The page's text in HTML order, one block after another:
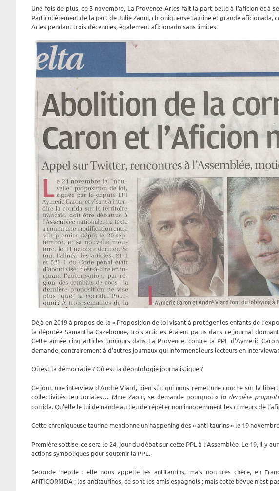
Une fois de plus, ce 3 novembre, La Provence Arles fait la part belle à l’aficion et à
Particulièrement de la part de Julie Zaoui, chroniqueuse taurine et grande aficionada,
Arles pendant trois décennies, également aficionado sans limites.
Déjà en 2019 à propos de la « Proposition de loi visant à protéger les enfants de
la députée Samantha Cazebonne, trois articles étaient parus dans ce journal
Cette année cinq articles toujours dans La Provence, contre la PPL d’Aymeric
demande, contrairement à d’autres journaux qui informent leurs lecteurs en
Où est la démocratie ? Où est la déontologie journalistique ?
Ce jour, une interview d’André Viard, bien sûr, qui nous remet une couche sur la
collectivités territoriales… Mme Zaoui, se demande pourquoi « la dernière
corrida. Qu’elle le lui demande au lieu de répéter non innocemment les rumeurs de
Cette chroniqueuse taurine mentionne un happening des « anti-taurins » le 19
Première sottise, ce sera le 24, jour du débat sur cette PPL à l’Assemblée. Le 19, il y
actions symboliques pour soutenir la PPL.
Seconde ineptie : elle nous appelle les antitaurins, mais non très chère, en
ANTICORRIDA ; los antitaurinos, ce sont les amis espagnols ; mais cette bévue n’est